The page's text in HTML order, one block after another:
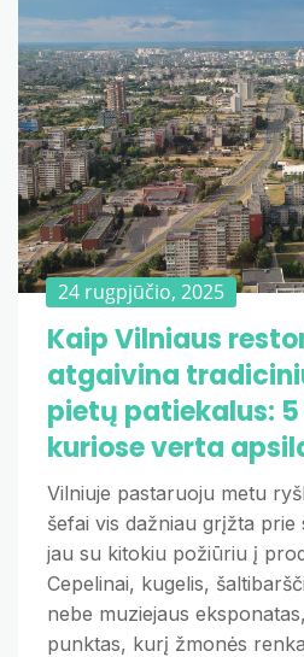
24 rugpjūčio, 2025
Kaip Vilniaus
atgaivina
pietų patiekalus:
kuriose verta
Vilniuje pastaruoju metu
šefai vis dažniau grįžta
jau su kitokiu požiūriu į
Cepelinai, kugelis,
nebe muziejaus
punktas, kurį žmonės